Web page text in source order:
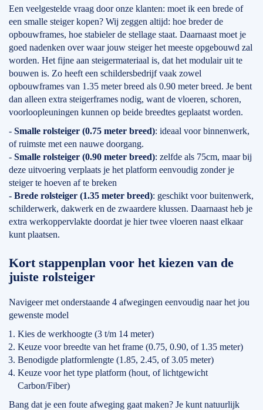
Een veelgestelde vraag door onze klanten: moet ik een brede of
een smalle steiger kopen? Wij zeggen altijd: hoe breder de
opbouwframes, hoe stabieler de stellage staat. Daarnaast moet je
goed nadenken over waar jouw steiger het meeste opgebouwd zal
worden. Het fijne aan steigermateriaal is, dat het modulair uit te
bouwen is. Zo heeft een schildersbedrijf vaak zowel
opbouwframes van 1.35 meter breed als 0.90 meter breed. Je bent
dan alleen extra steigerframes nodig, want de vloeren, schoren,
voorloopleuningen kunnen op beide breedtes geplaatst worden.
- Smalle rolsteiger (0.75 meter breed): ideaal voor binnenwerk,
of ruimste met een nauwe doorgang.
- Smalle rolsteiger (0.90 meter breed): zelfde als 75cm, maar bij
deze uitvoering verplaats je het platform eenvoudig zonder je
steiger te hoeven af te breken
- Brede rolsteiger (1.35 meter breed): geschikt voor buitenwerk,
schilderwerk, dakwerk en de zwaardere klussen. Daarnaast heb je
extra werkoppervlakte doordat je hier twee vloeren naast elkaar
kunt plaatsen.
Kort stappenplan voor het kiezen van de
juiste rolsteiger
Navigeer met onderstaande 4 afwegingen eenvoudig naar het jou
gewenste model
Kies de werkhoogte (3 t/m 14 meter)
Keuze voor breedte van het frame (0.75, 0.90, of 1.35 meter)
Benodigde platformlengte (1.85, 2.45, of 3.05 meter)
Keuze voor het type platform (hout, of lichtgewicht
Carbon/Fiber)
Bang dat je een foute afweging gaat maken? Je kunt natuurlijk